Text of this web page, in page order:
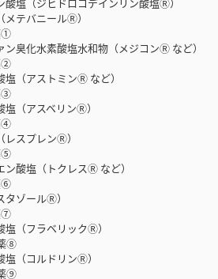
テバニールⓇ）
①
臭化水素酸塩水和物（メジコンⓇ など）
②
（アストミンⓇ など）
③
（アスベリンⓇ）
④
スプレンⓇ）
⑤
酸塩（トクレスⓇ など）
⑥
ゾールⓇ）
⑦
（フラベリックⓇ）
⑧
（コルドリンⓇ）
⑨